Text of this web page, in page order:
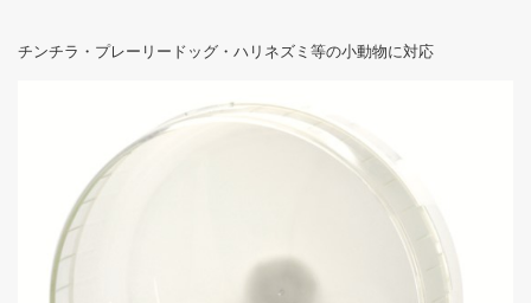
チンチラ・プレーリードッグ・ハリネズミ等の小動物に対応